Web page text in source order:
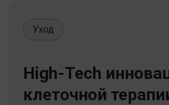
Уход
High-Tech
клеточной